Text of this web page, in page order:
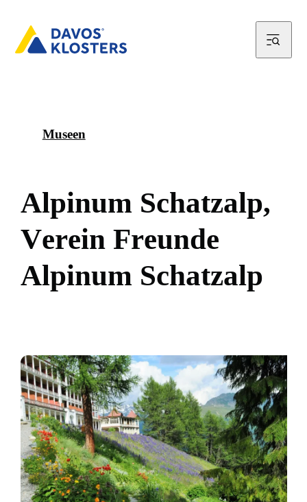
Museen
Alpinum Schatzalp,
Verein Freunde
Alpinum Schatzalp